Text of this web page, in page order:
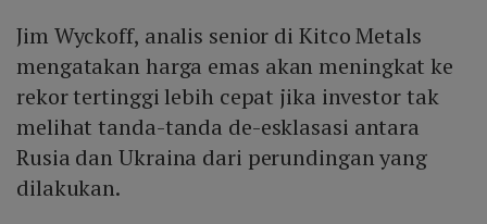
Jim Wyckoff, analis senior di Kitco Metals
mengatakan harga emas akan meningkat ke
rekor tertinggi lebih cepat jika investor tak
melihat tanda-tanda de-esklasasi antara
Rusia dan Ukraina dari perundingan yang
dilakukan.